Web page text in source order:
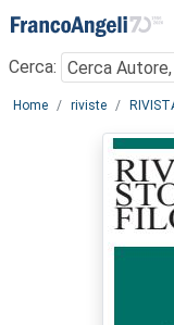
Menu
Cerca:
Main content
Home riviste